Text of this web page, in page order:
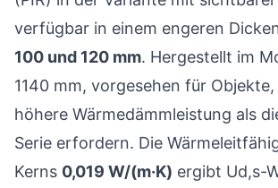
verfügbar in einem engeren
100 und 120 mm. Hergestellt im
1140 mm, vorgesehen für
höhere Wärmedämmleistung als
Serie erfordern. Die
Kerns 0,019 W/(m·K) ergibt Ud,s-